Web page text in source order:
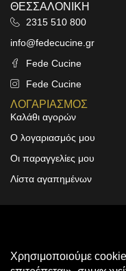
ΘΕΣΣΑΛΟΝΙΚΗ
2315 510 800
info@fedecucine.gr
Fede Cucine
Fede Cucine
ΛΟΓΑΡΙΑΣΜΟΣ
Καλάθι αγορών
Ο λογαριασμός μου
Οι παραγγελίες μου
Λίστα αγαπημένων
© 2025 FEDE
Design &
ALPHA